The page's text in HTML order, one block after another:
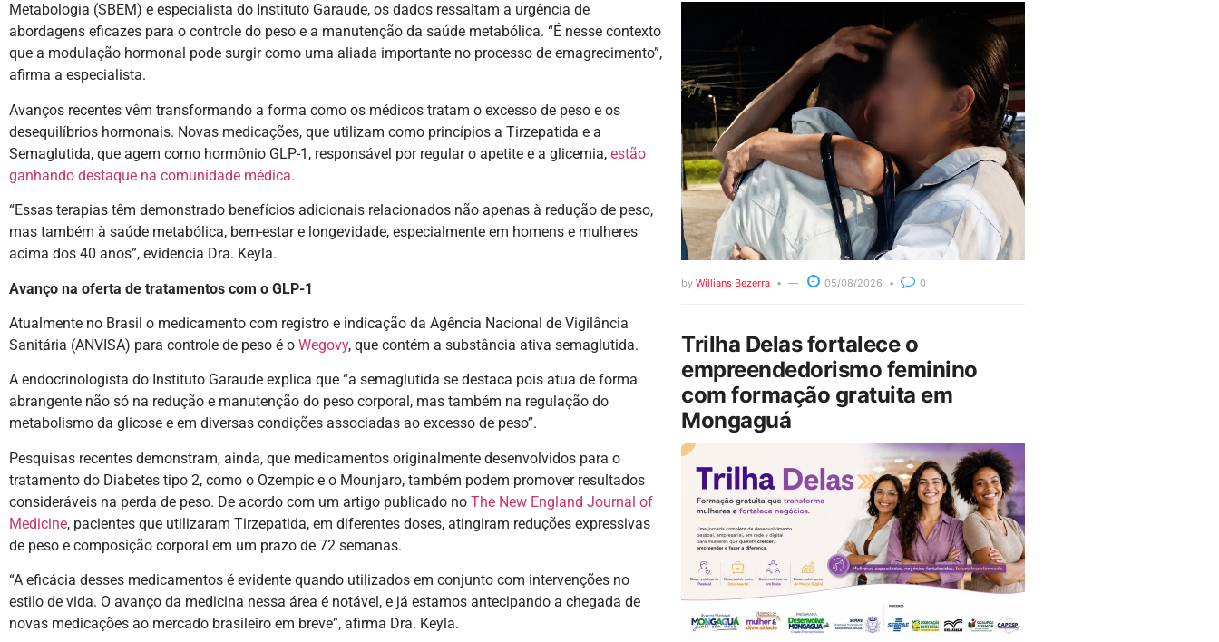
Metabologia (SBEM) e especialista do Instituto Garaude, os dados ressaltam a urgência de
abordagens eficazes para o controle do peso e a manutenção da saúde metabólica. “É nesse contexto
que a modulação hormonal pode surgir como uma aliada importante no processo de emagrecimento”,
afirma a especialista.
Avanços recentes vêm transformando a forma como os médicos tratam o excesso de peso e os
desequilíbrios hormonais. Novas medicações, que utilizam como princípios a Tirzepatida e a
Semaglutida, que agem como hormônio GLP-1, responsável por regular o apetite e a glicemia, estão
ganhando destaque na comunidade médica.
“Essas terapias têm demonstrado benefícios adicionais relacionados não apenas à redução de peso,
mas também à saúde metabólica, bem-estar e longevidade, especialmente em homens e mulheres
acima dos 40 anos”, evidencia Dra. Keyla.
Avanço na oferta de tratamentos com o GLP-1
Atualmente no Brasil o medicamento com registro e indicação da Agência Nacional de Vigilância
Sanitária (ANVISA) para controle de peso é o Wegovy, que contém a substância ativa semaglutida.
A endocrinologista do Instituto Garaude explica que “a semaglutida se destaca pois atua de forma
abrangente não só na redução e manutenção do peso corporal, mas também na regulação do
metabolismo da glicose e em diversas condições associadas ao excesso de peso”.
Pesquisas recentes demonstram, ainda, que medicamentos originalmente desenvolvidos para o
tratamento do Diabetes tipo 2, como o Ozempic e o Mounjaro, também podem promover resultados
consideráveis na perda de peso. De acordo com um artigo publicado no The New England Journal of
Medicine, pacientes que utilizaram Tirzepatida, em diferentes doses, atingiram reduções expressivas
de peso e composição corporal em um prazo de 72 semanas.
“A eficácia desses medicamentos é evidente quando utilizados em conjunto com intervenções no
estilo de vida. O avanço da medicina nessa área é notável, e já estamos antecipando a chegada de
novas medicações ao mercado brasileiro em breve”, afirma Dra. Keyla.
by Willians Bezerra 05/08/2026 0
Trilha Delas fortalece o
empreendedorismo feminino
com formação gratuita em
Mongaguá